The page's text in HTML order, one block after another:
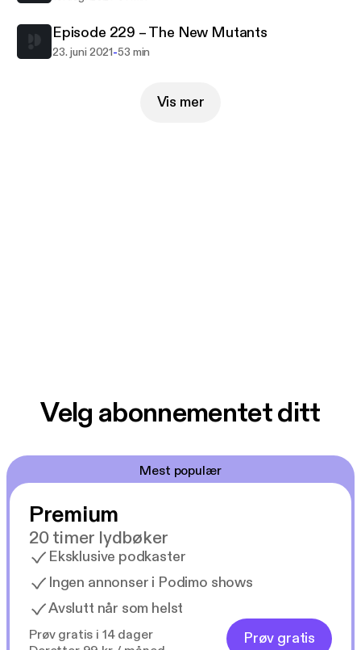
Episode 229 – The New Mutants
23. juni 2021-53 min
Vis mer
Velg abonnementet ditt
Mest populær
Premium
20 timer lydbøker
Eksklusive podkaster
Ingen annonser i Podimo shows
Avslutt når som helst
Prøv gratis i 14 dager
Prøv gratis